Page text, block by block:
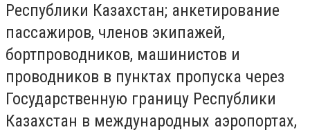
Республики Казахстан; анкетирование
пассажиров, членов экипажей,
бортпроводников, машинистов и
проводников в пунктах пропуска через
Государственную границу Республики
Казахстан в международных аэропортах,